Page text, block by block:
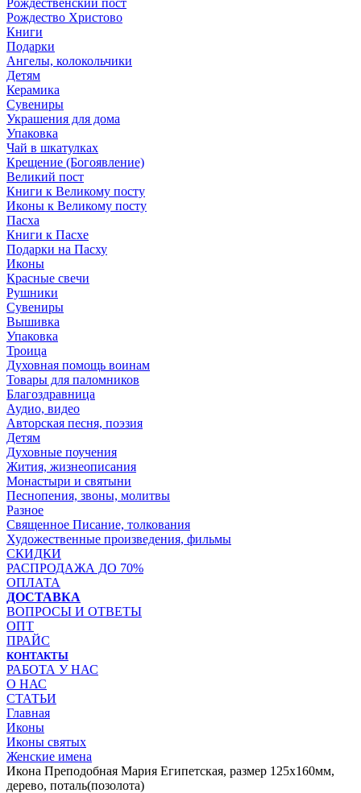
Рождественский пост
Рождество Христово
Книги
Подарки
Ангелы, колокольчики
Детям
Керамика
Сувениры
Украшения для дома
Упаковка
Чай в шкатулках
Крещение (Богоявление)
Великий пост
Книги к Великому посту
Иконы к Великому посту
Пасха
Книги к Пасхе
Подарки на Пасху
Иконы
Красные свечи
Рушники
Сувениры
Вышивка
Упаковка
Троица
Духовная помощь воинам
Товары для паломников
Благоздравница
Аудио, видео
Авторская песня, поэзия
Детям
Духовные поучения
Жития, жизнеописания
Монастыри и святыни
Песнопения, звоны, молитвы
Разное
Священное Писание, толкования
Художественные произведения, фильмы
СКИДКИ
РАСПРОДАЖА ДО 70%
ОПЛАТА
ДОСТАВКА
ВОПРОСЫ И ОТВЕТЫ
ОПТ
ПРАЙС
КОНТАКТЫ
РАБОТА У НАС
О НАС
СТАТЬИ
Главная
Иконы
Иконы святых
Женские имена
Икона Преподобная Мария Египетская, размер 125х160мм,
дерево, поталь(позолота)